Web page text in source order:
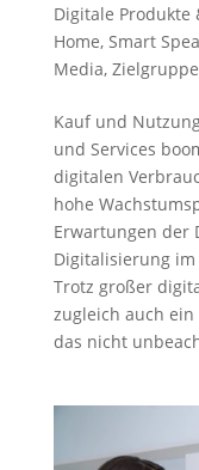
Digitale Produkte
Home, Smart
Media,
Kauf und
und Services
digitalen
hohe
Erwartungen der
Digitalisierung
Trotz großer
zugleich auch
das nicht